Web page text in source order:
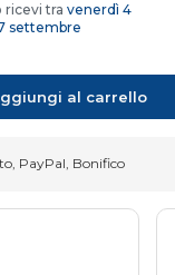
ricevi travenerdì 4
settembre
al carrello
PayPal, Bonifico